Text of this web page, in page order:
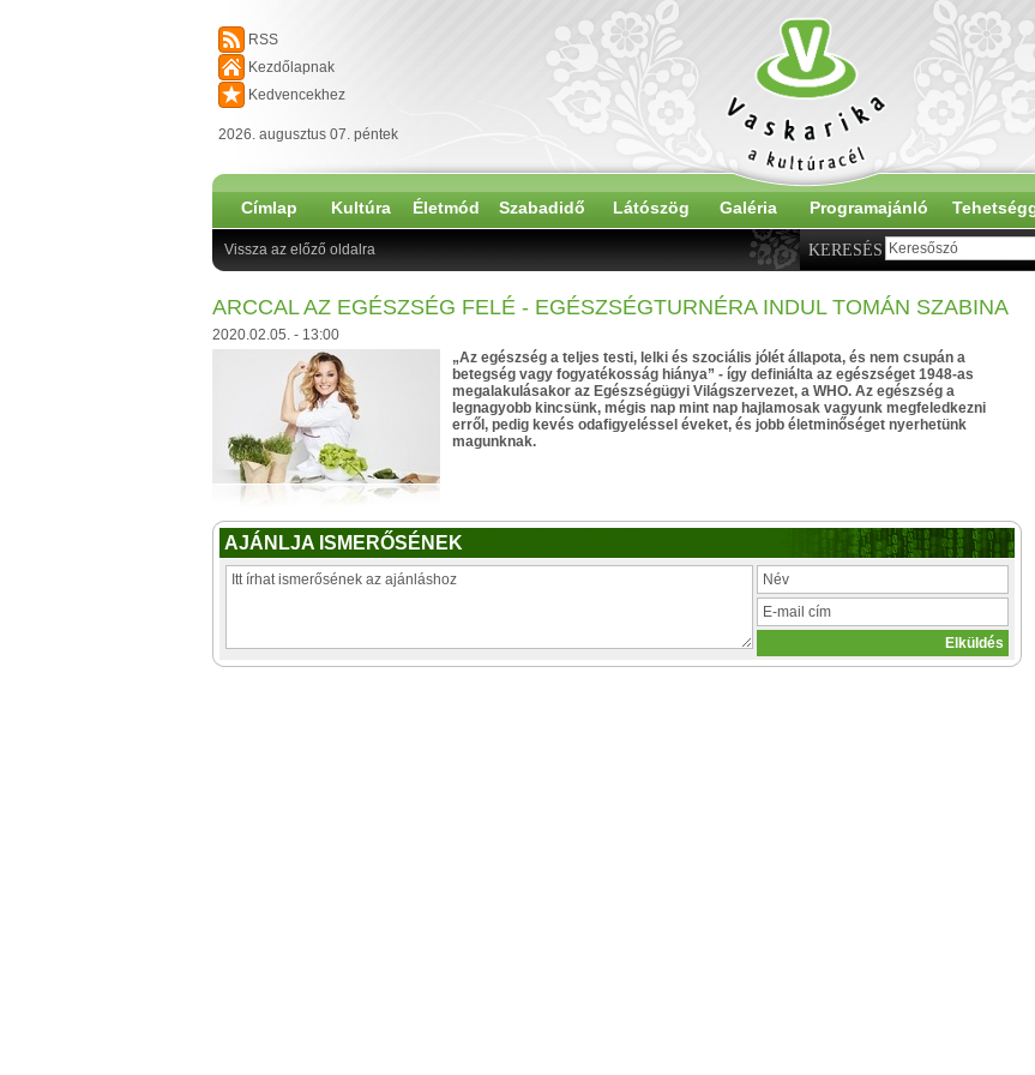
RSS
Kezdőlapnak
Kedvencekhez
2026. augusztus 07. péntek
Címlap Kultúra Életmód Szabadidő Látószög Galéria Programajánló
KERESÉS
Vissza az előző oldalra
ARCCAL AZ EGÉSZSÉG FELÉ - EGÉSZSÉGTURNÉRA INDUL TOMÁN SZABINA
2020.02.05. - 13:00
„Az egészség a teljes testi, lelki és szociális jólét állapota, és nem csupán a
betegség vagy fogyatékosság hiánya” - így definiálta az egészséget 1948-as
megalakulásakor az Egészségügyi Világszervezet, a WHO. Az egészség a
legnagyobb kincsünk, mégis nap mint nap hajlamosak vagyunk megfeledkezni
erről, pedig kevés odafigyeléssel éveket, és jobb életminőséget nyerhetünk
magunknak.
AJÁNLJA ISMERŐSÉNEK